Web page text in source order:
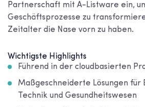
Partnerschaft mit A-Listware ein,
Geschäftsprozesse zu
Zeitalter die Nase vorn zu haben.
Wichtigste Highlights
Führend in der cloudbasierten
Maßgeschneiderte Lösungen für
Technik und Gesundheitswesen